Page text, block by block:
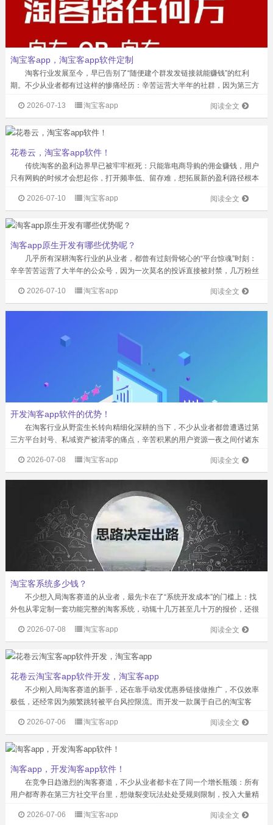
淘宝客app，淘宝客app软件定制
淘客行业发展至今，早已告别了“随便建个群发发链接就能赚钱”的红利
期。不少从业者都有过这样的惨痛经历：辛苦运营大半年的社群，因为第三方
搭建的返利工具，用户刚养成使用习惯，...
阅读全文
2026-07-13 淘宝客app
花卷云，淘宝客app软件！
传统淘客的盈利边界早已被牢牢框死：只能靠电商导购的佣金赚钱，用户
只有网购的时候才会想起你，打开频率低、留存难，想拓展新的盈利路径根本
服务边界从单一的线上电商，延伸到了...
阅读全文
2026-07-10 淘宝客app
淘客app原生开发有哪些优势呢？
几乎所有深耕淘客行业的从业者，都曾有过刻骨铭心的“平台惊魂”时刻：
辛辛苦苦运营了大半年的公众号，因为一次莫名的投诉直接被封禁，几万粉丝
口被切断，之前的投入全部打了水漂；...
阅读全文
2026-07-10 淘宝客app
开发淘客app软件的优势！
在淘客行业从野蛮生长转向精细化深耕的当下，不少从业者都曾遭遇过第
三方平台封号、私域资产被清零的痛点，辛苦积累的用户资源一夜之间付诸东
年，正是为淘客群体提供了一套能完全...
阅读全文
2026-07-08 淘宝客app
淘宝客系统多少钱？
不少想入局淘客赛道的从业者，最先卡在了“系统开发成本”的门槛上：找
外包从零定制一套功能完整的淘客系统，动辄十几万甚至几十万的报价，还很
熟商用淘客系统，定价仅在2-5万区...
阅读全文
2026-07-08 淘宝客app
花卷云淘宝客app软件开发，淘宝客app
不少刚入局淘客赛道的新手，还在靠手动发优惠券链接做推广，不仅效率
极低，还经常因为频繁跳转被平台风控限流。而开发一款属于自己的淘宝客
成本买到高性价比商品，一边让运营者拿...
阅读全文
2026-07-06 淘宝客app
淘客app，开发淘客app软件！
在竞争日趋激烈的淘客赛道，不少从业者都卡在了同一个增长瓶颈：所有
用户都寄养在第三方社交平台里，想做裂变玩法处处受规则限制，投入大量精
己的专属淘客App，正是打破这个困局...
阅读全文
2026-07-06 淘宝客app